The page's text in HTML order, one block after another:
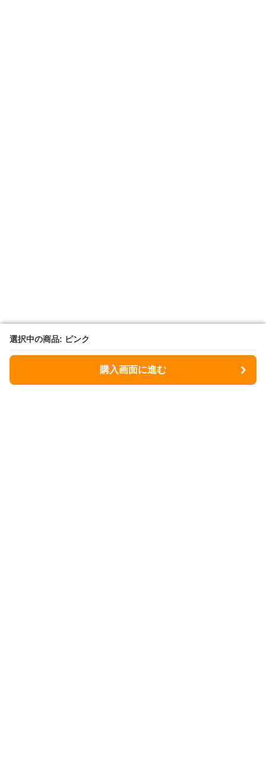
選択中の商品: ピンク
購入画面に進む
選択中の商品: ピンク
購入画面に進む